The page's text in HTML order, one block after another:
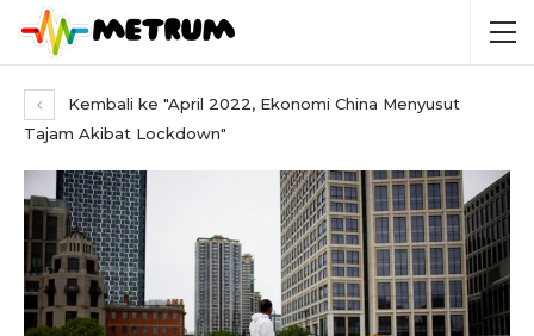
Kembali ke "April 2022, Ekonomi China Menyusut
Tajam Akibat Lockdown"